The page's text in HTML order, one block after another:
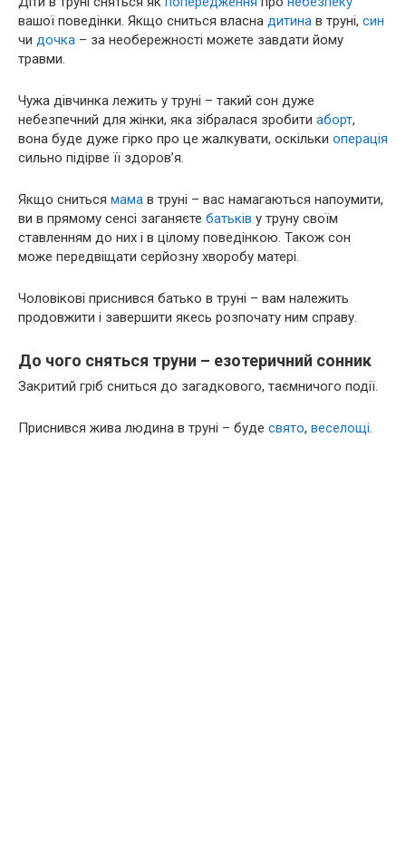
вашої поведінки. Якщо сниться власна дитина в труні, син
чи дочка – за необережності можете завдати йому
травми.
Чужа дівчинка лежить у труні – такий сон дуже
небезпечний для жінки, яка зібралася зробити аборт,
вона буде дуже гірко про це жалкувати, оскільки операція
сильно підірве її здоров’я.
Якщо сниться мама в труні – вас намагаються напоумити,
ви в прямому сенсі заганяєте батьків у труну своїм
ставленням до них і в цілому поведінкою. Також сон
може передвіщати серйозну хворобу матері.
Чоловікові приснився батько в труні – вам належить
продовжити і завершити якесь розпочату ним справу.
До чого сняться труни – езотеричний сонник
Закритий гріб сниться до загадкового, таємничого події.
Приснився жива людина в труні – буде свято, веселощі.